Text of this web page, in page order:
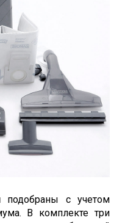
подобраны с учетом
В комплекте три